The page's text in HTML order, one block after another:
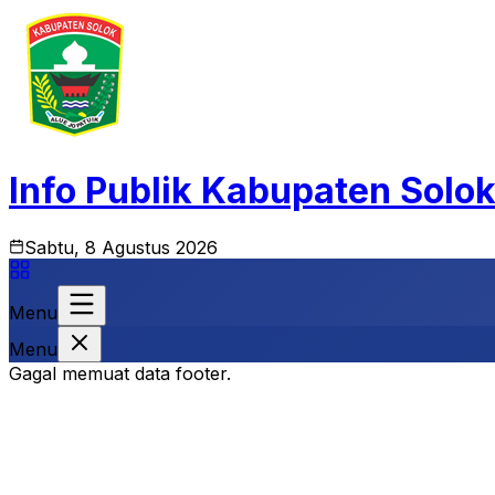
Info Publik Kabupaten Solok
Sabtu, 8 Agustus 2026
Menu
Menu
Gagal memuat data footer.